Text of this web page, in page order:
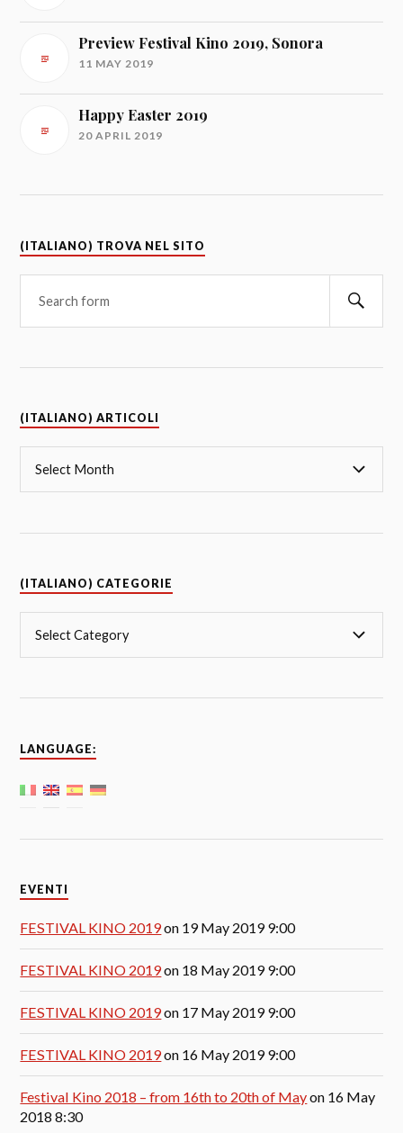
Preview Festival Kino 2019, Sonora
11 MAY 2019
Happy Easter 2019
20 APRIL 2019
(ITALIANO) TROVA NEL SITO
(ITALIANO) ARTICOLI
(ITALIANO) CATEGORIE
LANGUAGE:
EVENTI
FESTIVAL KINO 2019on 19 May 2019 9:00
FESTIVAL KINO 2019on 18 May 2019 9:00
FESTIVAL KINO 2019on 17 May 2019 9:00
FESTIVAL KINO 2019on 16 May 2019 9:00
Festival Kino 2018 – from 16th to 20th of Mayon 16 May
2018 8:30